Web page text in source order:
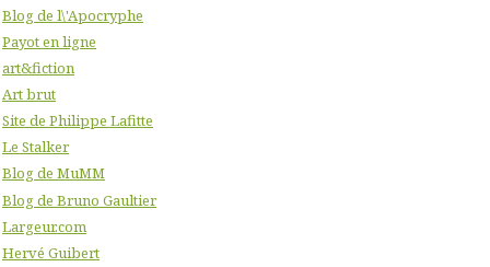
Blog de l\'Apocryphe
Payot en ligne
art&fiction
Art brut
Site de Philippe Lafitte
Le Stalker
Blog de MuMM
Blog de Bruno Gaultier
Largeur.com
Hervé Guibert